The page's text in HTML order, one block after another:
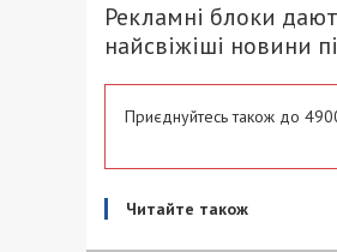
Рекламні блоки
найсвіжіші новини
Приєднуйтесь також до
Читайте також